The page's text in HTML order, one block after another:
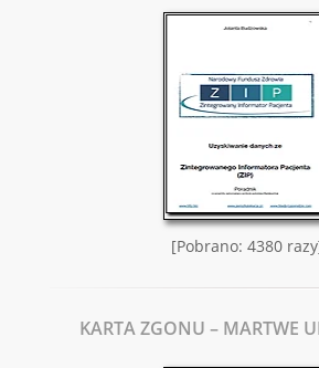
[Pobrano: 4380
KARTA ZGONU – MARTWE